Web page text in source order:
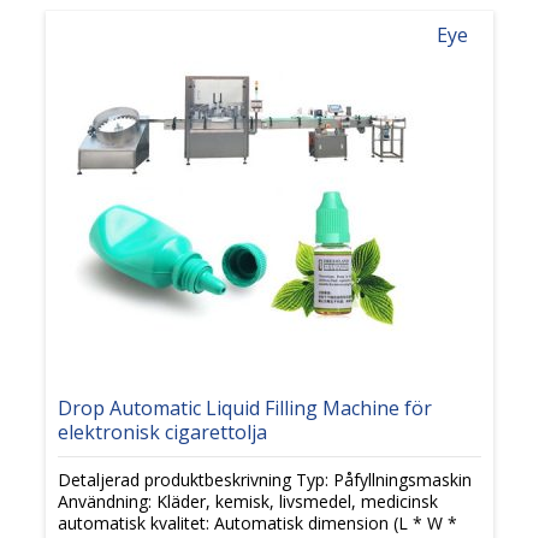
Eye
Drop Automatic Liquid Filling Machine för
elektronisk cigarettolja
Detaljerad produktbeskrivning Typ: Påfyllningsmaskin
Användning: Kläder, kemisk, livsmedel, medicinsk
automatisk kvalitet: Automatisk dimension (L * W *